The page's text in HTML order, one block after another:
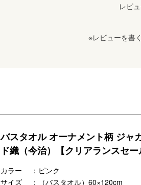
バスタオル オーナメント柄 ジャ
ド織（今治）【クリアランスセー
カラー
：ピンク
サイズ
：（バスタオル）60×120cm
レビ
※レビューを書